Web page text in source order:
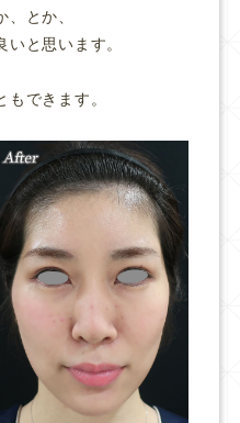
とか、
と思います。
できます。